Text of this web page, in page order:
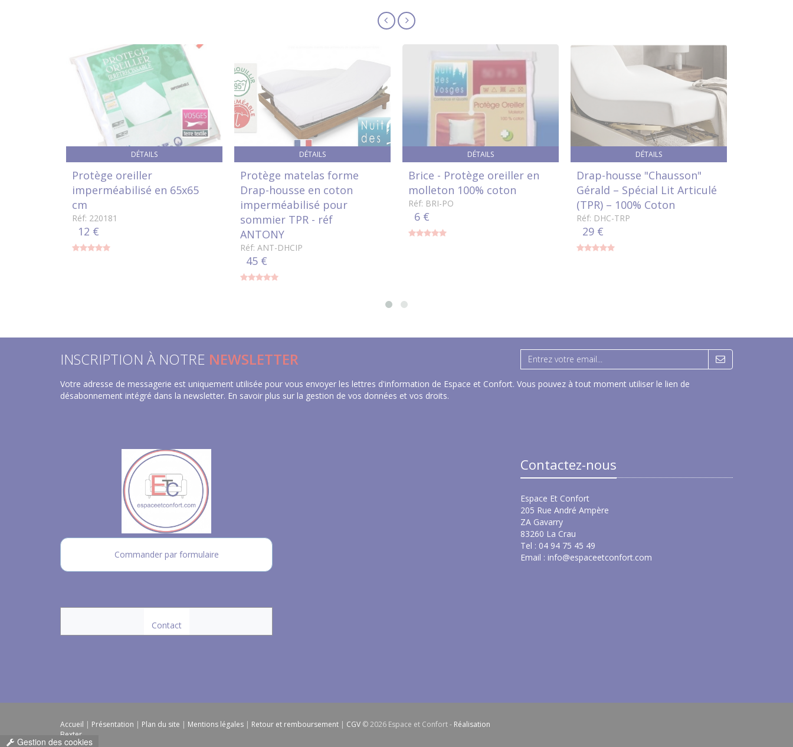
DÉTAILS
Protège oreiller
imperméabilisé en 65x65
cm
Réf: 220181
12 €
DÉTAILS
Protège matelas forme
Drap-housse en coton
imperméabilisé pour
sommier TPR - réf
ANTONY
Réf: ANT-DHCIP
45 €
DÉTAILS
Brice - Protège oreiller en
molleton 100% coton
Réf: BRI-PO
6 €
DÉTAILS
Drap-housse "Chausson"
Gérald – Spécial Lit Articulé
(TPR) – 100% Coton
Réf: DHC-TRP
29 €
INSCRIPTION À NOTRE NEWSLETTER
Votre adresse de messagerie est uniquement utilisée pour vous envoyer les lettres d'information de Espace et Confort. Vous pouvez à tout moment utiliser le lien de
désabonnement intégré dans la newsletter. En savoir plus sur la gestion de vos données et vos droits.
Commander par formulaire
Contact
Contactez-nous
Espace Et Confort
205 Rue André Ampère
ZA Gavarry
83260 La Crau
Tel : 04 94 75 45 49
Email : info@espaceetconfort.com
Accueil | Présentation | Plan du site | Mentions légales | Retour et remboursement | CGV © 2026 Espace et Confort - Réalisation
Bexter
Gestion des cookies